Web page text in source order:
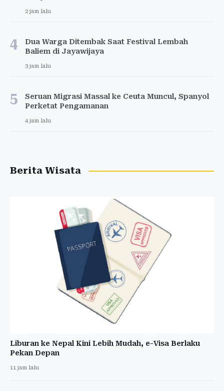
2 jam lalu
4
Dua Warga Ditembak Saat Festival Lembah
Baliem di Jayawijaya
3 jam lalu
5
Seruan Migrasi Massal ke Ceuta Muncul, Spanyol
Perketat Pengamanan
4 jam lalu
Berita Wisata
Liburan ke Nepal Kini Lebih Mudah, e-Visa Berlaku
Pekan Depan
11 jam lalu